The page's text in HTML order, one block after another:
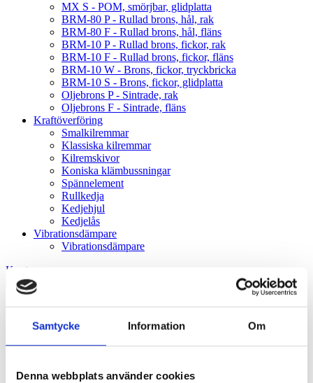
Samtycke Information Om
Denna webbplats använder cookies
MX S - POM, smörjbar, glidplatta
BRM-80 P - Rullad brons, hål, rak
BRM-80 F - Rullad brons, hål, fläns
BRM-10 P - Rullad brons, fickor, rak
BRM-10 F - Rullad brons, fickor, fläns
BRM-10 W - Brons, fickor, tryckbricka
BRM-10 S - Brons, fickor, glidplatta
Oljebrons P - Sintrade, rak
Oljebrons F - Sintrade, fläns
Kraftöverföring
Smalkilremmar
Klassiska kilremmar
Kilremskivor
Koniska klämbussningar
Spännelement
Rullkedja
Kedjehjul
Kedjelås
Vibrationsdämpare
Vibrationsdämpare
Konto
BRM-80 F - Rullad brons, hål,
fläns